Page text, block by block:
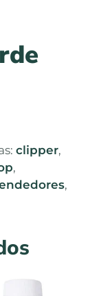
clipper,
,
,